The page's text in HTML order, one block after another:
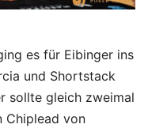
es für Eibinger ins
und Shortstack
sollte gleich zweimal
Chiplead von